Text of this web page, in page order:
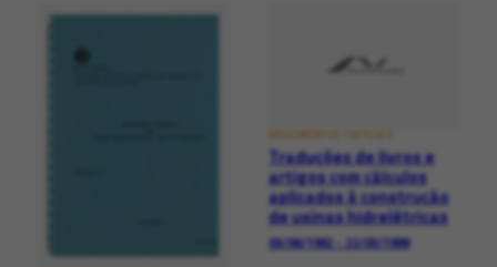
DOCUMENTOS TEXTUAIS
Traduções de livros e
artigos com cálculos
aplicados à construção
de usinas hidrelétricas
03/06/1982 - 22/05/1988